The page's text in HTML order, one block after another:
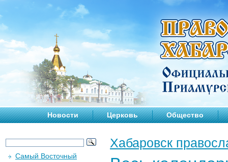
Новости Церковь Общество
Хабаровск
Самый Восточный